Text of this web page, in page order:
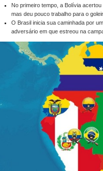
No primeiro tempo, a Bolívia
mas deu pouco trabalho para o
O Brasil inicia sua caminhada por
adversário em que estreou na